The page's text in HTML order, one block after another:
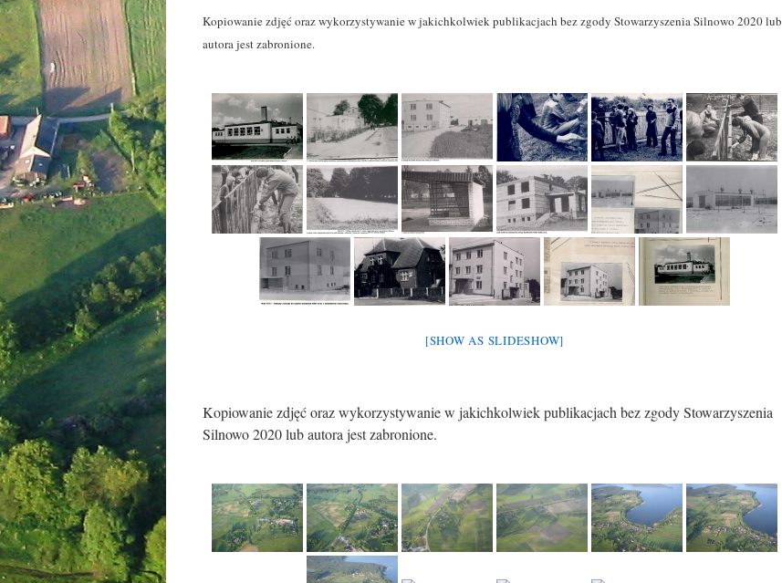
Kopiowanie zdjęć oraz wykorzystywanie w jakichkolwiek publikacjach bez zgody Stowarzyszenia Silnowo 2020 lub
autora jest zabronione.
[SHOW AS SLIDESHOW]
Kopiowanie zdjęć oraz wykorzystywanie w jakichkolwiek publikacjach bez zgody Stowarzyszenia
Silnowo 2020 lub autora jest zabronione.